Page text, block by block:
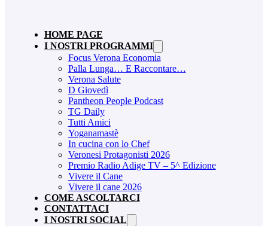
HOME PAGE
I NOSTRI PROGRAMMI
Focus Verona Economia
Palla Lunga… E Raccontare…
Verona Salute
D Giovedì
Pantheon People Podcast
TG Daily
Tutti Amici
Yoganamastè
In cucina con lo Chef
Veronesi Protagonisti 2026
Premio Radio Adige TV – 5^ Edizione
Vivere il Cane
Vivere il cane 2026
COME ASCOLTARCI
CONTATTACI
I NOSTRI SOCIAL